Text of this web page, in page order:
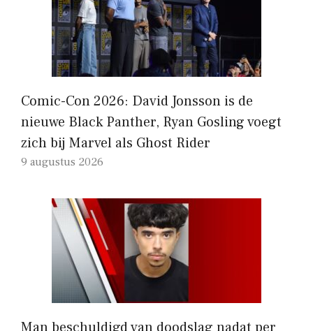
Comic-Con 2026: David Jonsson is de
nieuwe Black Panther, Ryan Gosling voegt
zich bij Marvel als Ghost Rider
9 augustus 2026